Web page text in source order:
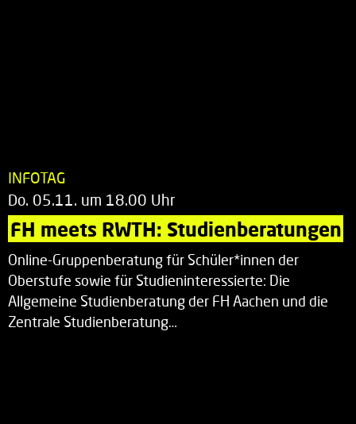
INFOTAG
Do. 05.11. um 18.00 Uhr
FH meets RWTH: Studienberatungen
Online-Gruppenberatung für Schüler*innen der
Oberstufe sowie für Studieninteressierte: Die
Allgemeine Studienberatung der FH Aachen und die
Zentrale Studienberatung…